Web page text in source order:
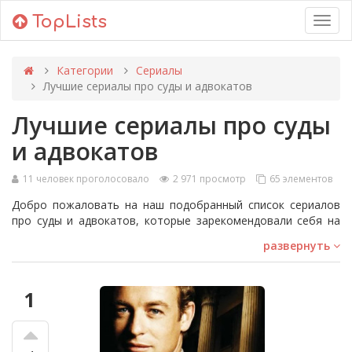
TopLists
Категории
Сериалы
Лучшие сериалы про суды и адвокатов
Лучшие сериалы про суды
и адвокатов
11 человек проголосовало 2 971 просмотр 65 элементов
Добро пожаловать на наш подобранный список сериалов
про суды и адвокатов, которые зарекомендовали себя на
были на экранах долгое время, но и были признаны
критиками и телезрителями за увлекательные сюжеты,
привлекательные персонажи и сложные исследования
системы правосудия. От отчаянно умных адвокатов в 'The
Good Wife' до борьбы за власть в 'Suits', эти драматические
телешоу предлагают зрителям полное погружение в
судебные баталии и закулисные интриги, которые
развернуть
1